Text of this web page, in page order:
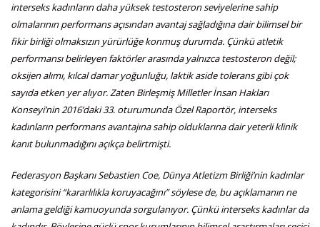
interseks kadınların daha yüksek testosteron seviyelerine sahip
olmalarının performans açısından avantaj sağladığına dair bilimsel bir
fikir birliği olmaksızın yürürlüğe konmuş durumda. Çünkü atletik
performansı belirleyen faktörler arasında yalnızca testosteron değil;
oksijen alımı, kılcal damar yoğunluğu, laktik aside tolerans gibi çok
sayıda etken yer alıyor. Zaten Birleşmiş Milletler İnsan Hakları
Konseyi’nin 2016’daki 33. oturumunda Özel Raportör, interseks
kadınların performans avantajına sahip olduklarına dair yeterli klinik
kanıt bulunmadığını açıkça belirtmişti.
Federasyon Başkanı Sebastien Coe, Dünya Atletizm Birliği’nin kadınlar
kategorisini “kararlılıkla koruyacağını” söylese de, bu açıklamanın ne
anlama geldiği kamuoyunda sorgulanıyor. Çünkü interseks kadınlar da